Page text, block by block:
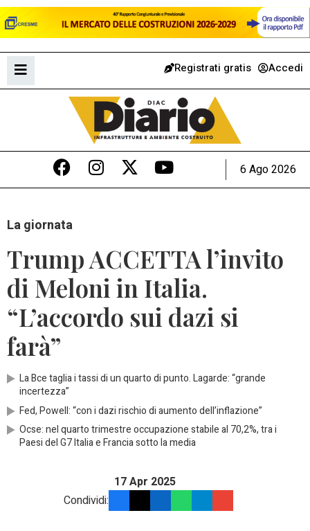
Registrati gratis Accedi
6 Ago 2026
La giornata
Trump ACCETTA l’invito
di Meloni in Italia.
“L’accordo sui dazi si
farà”
La Bce taglia i tassi di un quarto di punto. Lagarde: “grande
incertezza”
Fed, Powell: “con i dazi rischio di aumento dell’inflazione”
Ocse: nel quarto trimestre occupazione stabile al 70,2%, tra i
Paesi del G7 Italia e Francia sotto la media
17 Apr 2025
Condividi: